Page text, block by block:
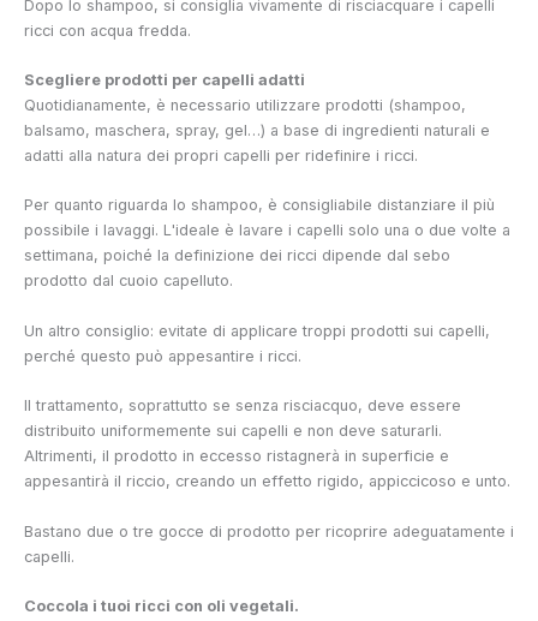
Dopo lo shampoo, si consiglia vivamente di risciacquare i capelli
ricci con acqua fredda.
Scegliere prodotti per capelli adatti
Quotidianamente, è necessario utilizzare prodotti (shampoo,
balsamo, maschera, spray, gel…) a base di ingredienti naturali e
adatti alla natura dei propri capelli per ridefinire i ricci.
Per quanto riguarda lo shampoo, è consigliabile distanziare il più
possibile i lavaggi. L'ideale è lavare i capelli solo una o due volte a
settimana, poiché la definizione dei ricci dipende dal sebo
prodotto dal cuoio capelluto.
Un altro consiglio: evitate di applicare troppi prodotti sui capelli,
perché questo può appesantire i ricci.
Il trattamento, soprattutto se senza risciacquo, deve essere
distribuito uniformemente sui capelli e non deve saturarli.
Altrimenti, il prodotto in eccesso ristagnerà in superficie e
appesantirà il riccio, creando un effetto rigido, appiccicoso e unto.
Bastano due o tre gocce di prodotto per ricoprire adeguatamente i
capelli.
Coccola i tuoi ricci con oli vegetali.